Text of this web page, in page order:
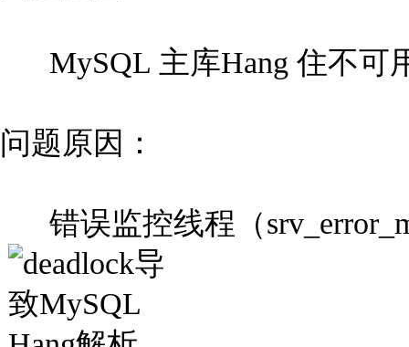
MySQL 主库Hang 住不可
问题原因：
错误监控线程（